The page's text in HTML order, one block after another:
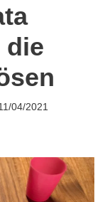
die
04/2021